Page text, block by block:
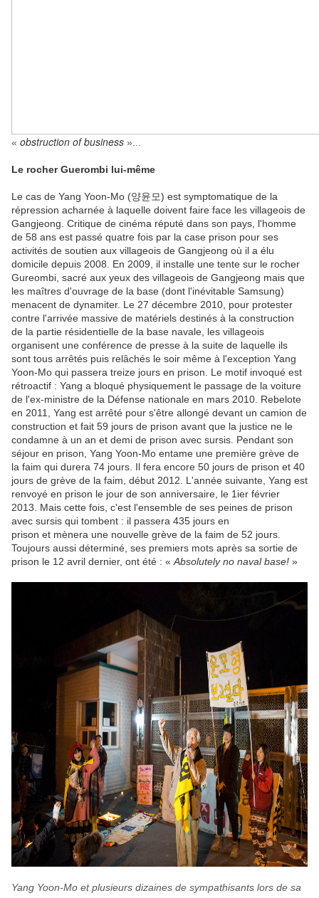
« obstruction of business »...
Le rocher Guerombi lui-même
Le cas de Yang Yoon-Mo (양윤모) est symptomatique de la
répression acharnée à laquelle doivent faire face les villageois de
Gangjeong. Critique de cinéma réputé dans son pays, l'homme
de 58 ans est passé quatre fois par la case prison pour ses
activités de soutien aux villageois de Gangjeong où il a élu
domicile depuis 2008. En 2009, il installe une tente sur le rocher
Gureombi, sacré aux yeux des villageois de Gangjeong mais que
les maîtres d'ouvrage de la base (dont l'inévitable Samsung)
menacent de dynamiter. Le 27 décembre 2010, pour protester
contre l'arrivée massive de matériels destinés à la construction
de la partie résidentielle de la base navale, les villageois
organisent une conférence de presse à la suite de laquelle ils
sont tous arrêtés puis relâchés le soir même à l'exception Yang
Yoon-Mo qui passera treize jours en prison. Le motif invoqué est
rétroactif : Yang a bloqué physiquement le passage de la voiture
de l'ex-ministre de la Défense nationale en mars 2010. Rebelote
en 2011, Yang est arrêté pour s'être allongé devant un camion de
construction et fait 59 jours de prison avant que la justice ne le
condamne à un an et demi de prison avec sursis. Pendant son
séjour en prison, Yang Yoon-Mo entame une première grève de
la faim qui durera 74 jours. Il fera encore 50 jours de prison et 40
jours de grève de la faim, début 2012. L'année suivante, Yang est
renvoyé en prison le jour de son anniversaire, le 1ier février
2013. Mais cette fois, c'est l'ensemble de ses peines de prison
avec sursis qui tombent : il passera 435 jours en
prison et mènera une nouvelle grève de la faim de 52 jours.
Toujours aussi déterminé, ses premiers mots après sa sortie de
prison le 12 avril dernier, ont été : « Absolutely no naval base! »
Yang Yoon-Mo et plusieurs dizaines de sympathisants lors de sa